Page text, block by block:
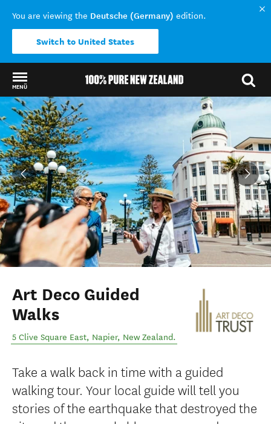
You are viewing the Deutsche (Germany) edition.
Switch to United States
MENÜ
Back to my results
Art Deco Guided
Walks
5 Clive Square East, Napier, New Zealand.
Take a walk back in time with a guided
walking tour. Your local guide will tell you
stories of the earthquake that destroyed the